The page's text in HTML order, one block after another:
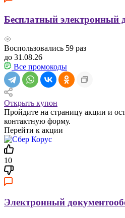
Бесплатный электронный
Воспользовались 59 раз
до 31.08.26
Все промокоды
Открыть купон
Пройдите на страницу акции и
контактную форму.
Перейти к акции
10
Электронный